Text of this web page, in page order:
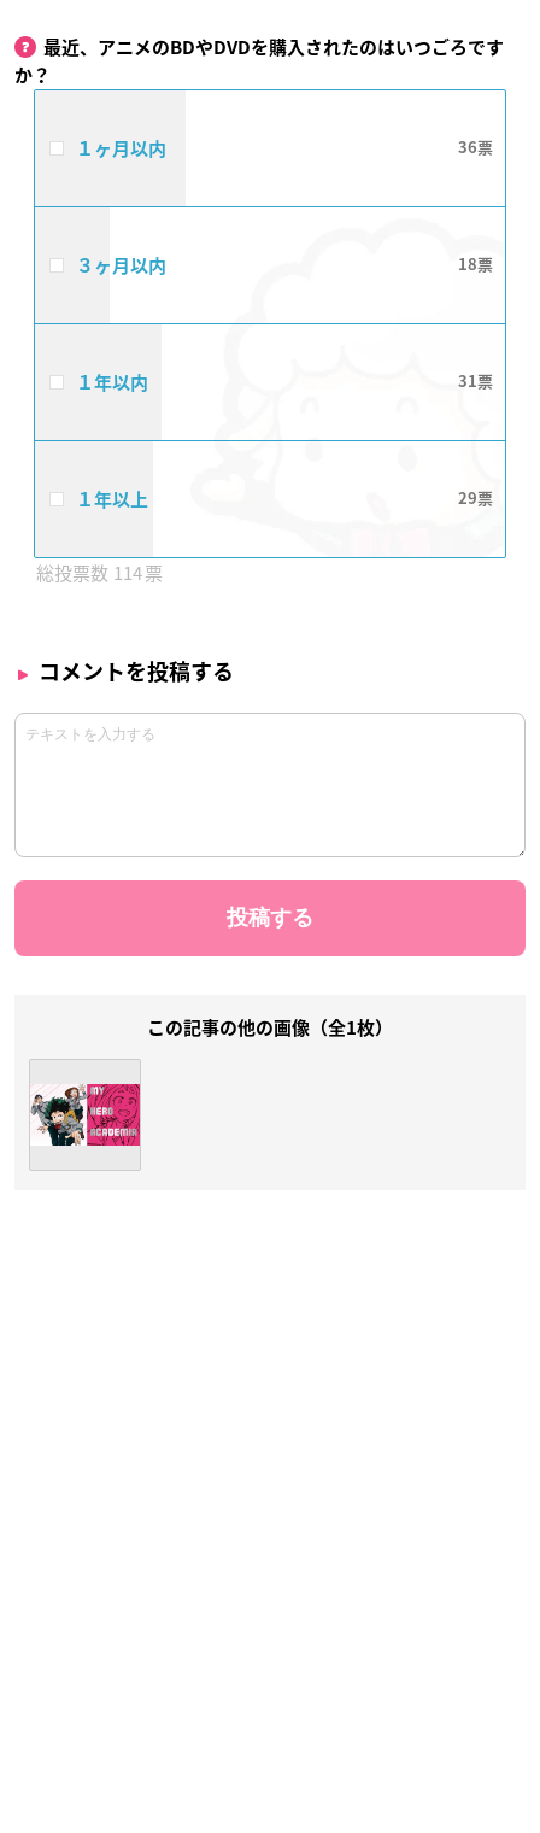
最近、アニメのBDやDVDを購入されたのはいつごろです
か？
１ヶ月以内 36
３ヶ月以内 18
１年以内 31
１年以上 29
114
コメントを投稿する
この記事の他の画像（全1枚）